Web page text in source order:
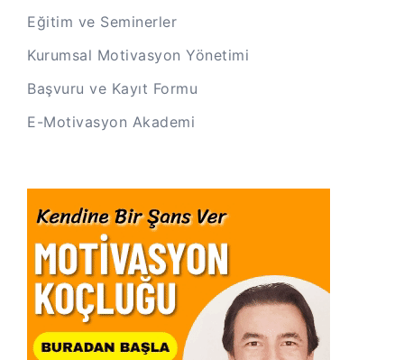
Eğitim ve Seminerler
Kurumsal Motivasyon Yönetimi
Başvuru ve Kayıt Formu
E-Motivasyon Akademi